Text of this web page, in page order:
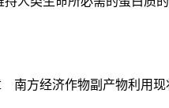
方经济作物副产物利用